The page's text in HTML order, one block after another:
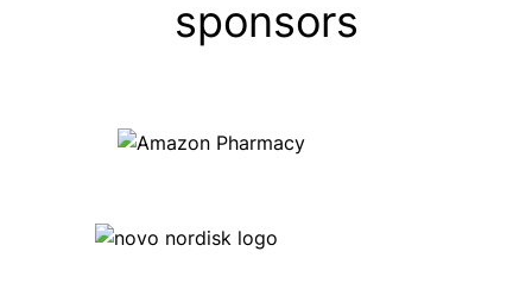
sponsors
Image
Image